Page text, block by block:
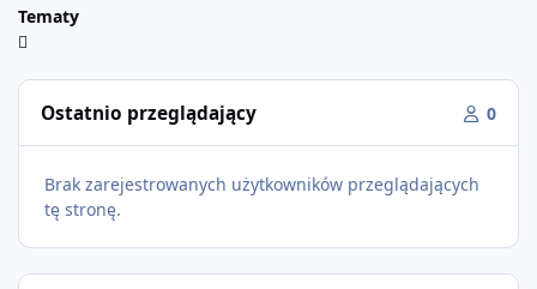
Tematy
Ostatnio przeglądający 0
Brak zarejestrowanych użytkowników przeglądających
tę stronę.